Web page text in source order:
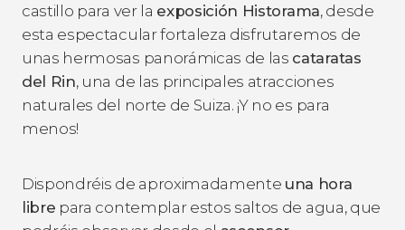
castillo para ver la exposición Historama, desde
esta espectacular fortaleza disfrutaremos de
unas hermosas panorámicas de las cataratas
del Rin, una de las principales atracciones
naturales del norte de Suiza. ¡Y no es para
menos!
Dispondréis de aproximadamente una hora
libre para contemplar estos saltos de agua, que